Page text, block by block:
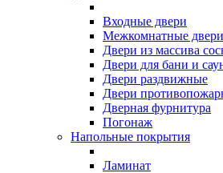
Входные двери
Межкомнатные двери
Двери из массива
Двери для бани и
Двери раздвижные
Двери
Дверная фурнитура
Погонаж
Напольные покрытия
Ламинат